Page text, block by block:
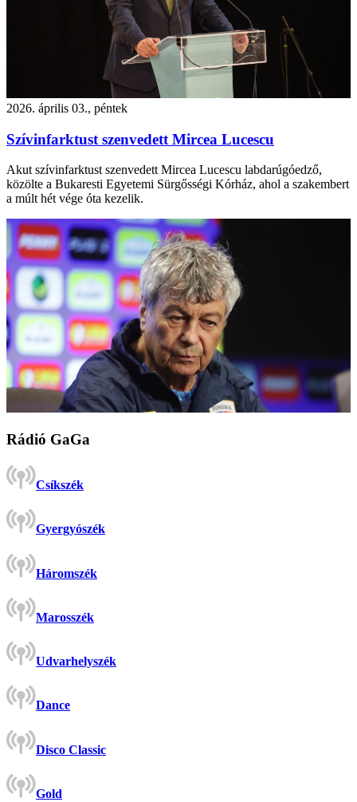
2026. április 03., péntek
Szívinfarktust szenvedett Mircea Lucescu
Akut szívinfarktust szenvedett Mircea Lucescu labdarúgóedző,
közölte a Bukaresti Egyetemi Sürgősségi Kórház, ahol a szakembert
a múlt hét vége óta kezelik.
Rádió GaGa
Csíkszék
Gyergyószék
Háromszék
Marosszék
Udvarhelyszék
Dance
Disco Classic
Gold